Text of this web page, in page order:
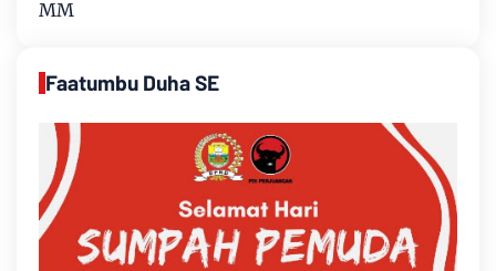
MM
Faatumbu Duha SE